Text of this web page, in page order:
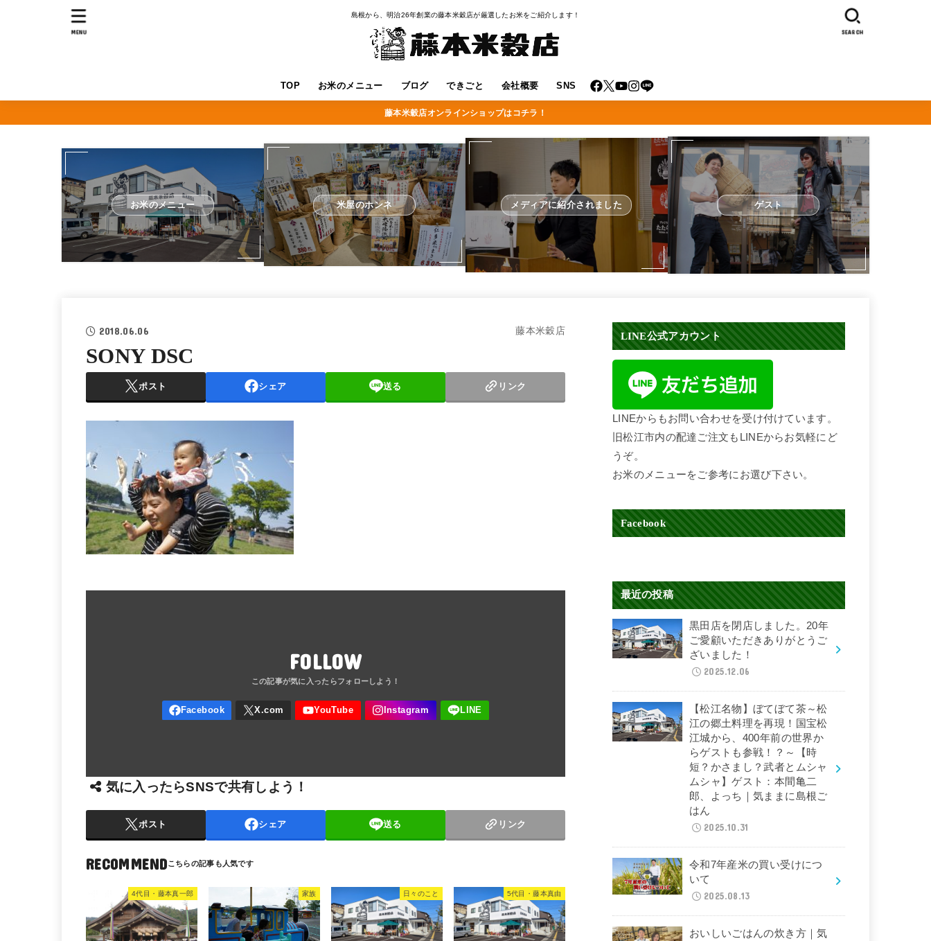
島根から、明治26年創業の藤本米穀店が厳選したお米をご紹介します！
TOP お米のメニュー ブログ できごと 会社概要 SNS
SEARCH
MENU
藤本米穀店オンラインショップはコチラ！
お米のメニュー 米屋のホンネ メディアに紹介されました ゲスト
2018.06.06 藤本米穀店
SONY DSC
ポスト シェア 送る リンク
FOLLOW
気に入ったらSNSで共有しよう！
ポスト シェア 送る リンク
RECOMMEND
4代目・藤本真一郎 家族 日々のこと 5代目・藤本真由
LINE公式アカウント
LINEからもお問い合わせを受け付けています。
旧松江市内の配達ご注文もLINEからお気軽にど
うぞ。
お米のメニューをご参考にお選び下さい。
Facebook
最近の投稿
黒田店を閉店しました。20年
ご愛顧いただきありがとうご
ざいました！
2025.12.06
【松江名物】ぼてぼて茶～松
江の郷土料理を再現！国宝松
江城から、400年前の世界か
らゲストも参戦！？～【時
短？かさまし？武者とムシャ
ムシャ】ゲスト：本間亀二
郎、よっち｜気ままに島根ご
はん
2025.10.31
令和7年産米の買い受けにつ
いて
2025.08.13
おいしいごはんの炊き方｜気